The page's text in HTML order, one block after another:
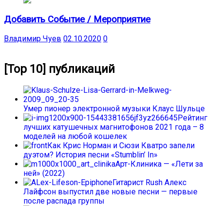
Добавить Событие / Мероприятие
Владимир Чуев 02.10.2020 0
[Top 10] публикаций
Умер пионер электронной музыки Клаус Шульце
Рейтинг
лучших катушечных магнитофонов 2021 года – 8
моделей на любой кошелек
Как Крис Норман и Сюзи Кватро запели
дуэтом? История песни «Stumblin’ In»
Арт-Клиника — «Лети за
ней» (2022)
Гитарист Rush Алекс
Лайфсон выпустил две новые песни — первые
после распада группы